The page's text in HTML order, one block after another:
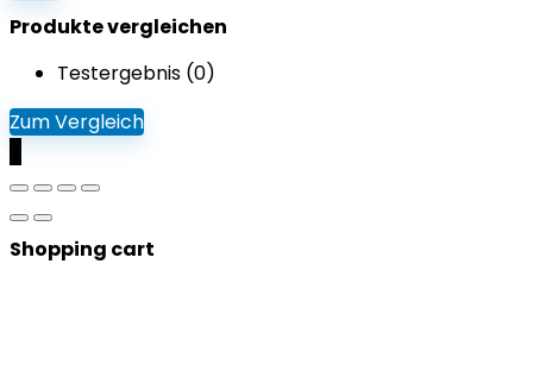
Produkte vergleichen
Testergebnis (0)
Zum Vergleich
Shopping cart